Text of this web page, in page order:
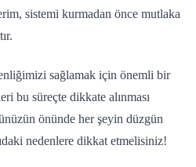
sistemi kurmadan önce mutlaka
sağlamak için önemli bir
bu süreçte dikkate alınması
önünde her şeyin düzgün
nedenlere dikkat etmelisiniz!